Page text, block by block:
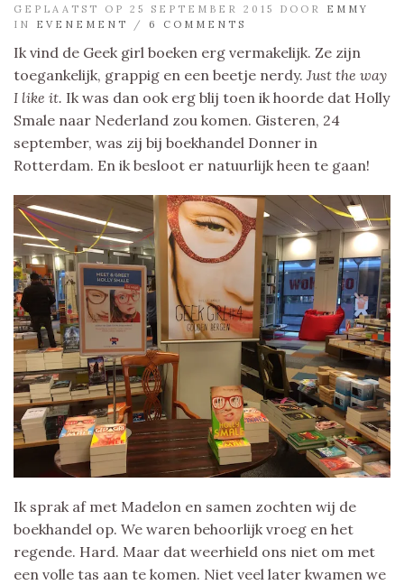
GEPLAATST OP 25 SEPTEMBER 2015 DOOR EMMY
IN EVENEMENT / 6 COMMENTS
Ik vind de Geek girl boeken erg vermakelijk. Ze zijn
toegankelijk, grappig en een beetje nerdy. Just the way
I like it. Ik was dan ook erg blij toen ik hoorde dat Holly
Smale naar Nederland zou komen. Gisteren, 24
september, was zij bij boekhandel Donner in
Rotterdam. En ik besloot er natuurlijk heen te gaan!
Ik sprak af met Madelon en samen zochten wij de
boekhandel op. We waren behoorlijk vroeg en het
regende. Hard. Maar dat weerhield ons niet om met
een volle tas aan te komen. Niet veel later kwamen we